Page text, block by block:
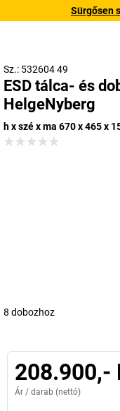
Sürgősen
Sz.: 532604 49
ESD tálca- és
HelgeNyberg
h x szé x ma 670 x 465 x
8 dobozhoz
208.900,-
Ár / darab (nettó)